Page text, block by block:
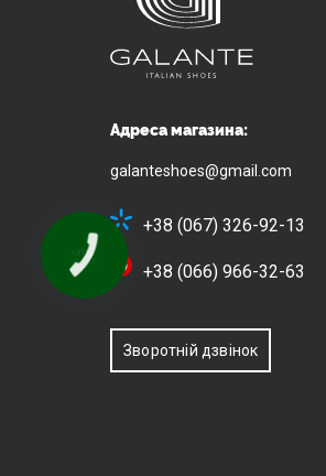
Адреса магазина:
galanteshoes@gmail.com
+38 (067) 326-92-13
+38 (066) 966-32-63
Зворотній дзвінок